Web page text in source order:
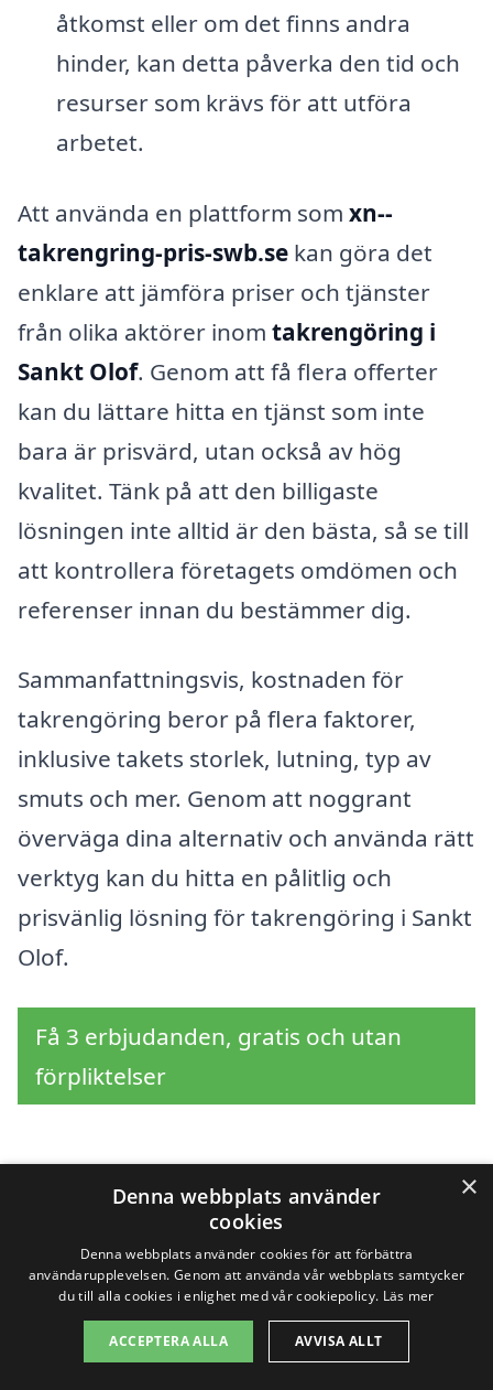
åtkomst eller om det finns andra
hinder, kan detta påverka den tid och
resurser som krävs för att utföra
arbetet.
Att använda en plattform som xn--
takrengring-pris-swb.se kan göra det
enklare att jämföra priser och tjänster
från olika aktörer inom takrengöring i
Sankt Olof. Genom att få flera offerter
kan du lättare hitta en tjänst som inte
bara är prisvärd, utan också av hög
kvalitet. Tänk på att den billigaste
lösningen inte alltid är den bästa, så se till
att kontrollera företagets omdömen och
referenser innan du bestämmer dig.
Sammanfattningsvis, kostnaden för
takrengöring beror på flera faktorer,
inklusive takets storlek, lutning, typ av
smuts och mer. Genom att noggrant
överväga dina alternativ och använda rätt
verktyg kan du hitta en pålitlig och
prisvänlig lösning för takrengöring i Sankt
Olof.
Få 3 erbjudanden, gratis och utan
förpliktelser
Sök efter en
professionell för
takrengöring i andra
städer nära Sankt Olof
×
Denna webbplats använder
cookies
Denna webbplats använder cookies för att förbättra
användarupplevelsen. Genom att använda vår webbplats samtycker
du till alla cookies i enlighet med vår cookiepolicy. Läs mer
ACCEPTERA ALLA AVVISA ALLT